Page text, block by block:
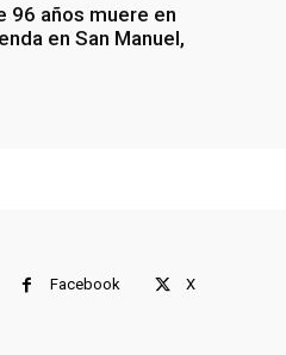
96 años muere en
en San Manuel,
Facebook X